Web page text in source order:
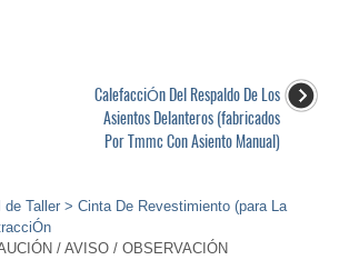
CalefacciÓn Del Respaldo De Los
Asientos Delanteros (fabricados
Por Tmmc Con Asiento Manual)
de Taller > Cinta De Revestimiento (para La
/ AVISO / OBSERVACIÓN